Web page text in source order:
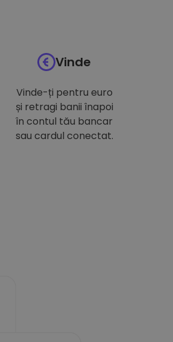
Vinde
Vinde-ți pentru euro
și retragi banii înapoi
în contul tău bancar
sau cardul conectat.